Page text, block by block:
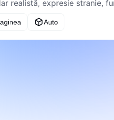
Auto